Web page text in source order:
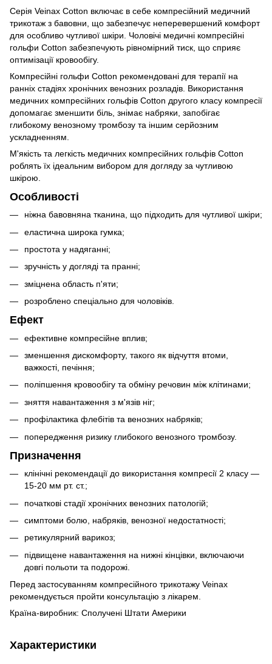
Серія Veinax Cotton включає в себе компресійний медичний
трикотаж з бавовни, що забезпечує неперевершений комфорт
для особливо чутливої шкіри. Чоловічі медичні компресійні
гольфи Cotton забезпечують рівномірний тиск, що сприяє
оптимізації кровообігу.
Компресійні гольфи Cotton рекомендовані для терапії на
ранніх стадіях хронічних венозних розладів. Використання
медичних компресійних гольфів Cotton другого класу компресії
допомагає зменшити біль, знімає набряки, запобігає
глибокому венозному тромбозу та іншим серйозним
ускладненням.
М'якість та легкість медичних компресійних гольфів Cotton
роблять їх ідеальним вибором для догляду за чутливою
шкірою.
Особливості
ніжна бавовняна тканина, що підходить для чутливої шкіри;
еластична широка гумка;
простота у надяганні;
зручність у догляді та пранні;
зміцнена область п'яти;
розроблено спеціально для чоловіків.
Ефект
ефективне компресійне вплив;
зменшення дискомфорту, такого як відчуття втоми,
важкості, печіння;
поліпшення кровообігу та обміну речовин між клітинами;
зняття навантаження з м'язів ніг;
профілактика флебітів та венозних набряків;
попередження ризику глибокого венозного тромбозу.
Призначення
клінічні рекомендації до використання компресії 2 класу —
15-20 мм рт. ст.;
початкові стадії хронічних венозних патологій;
симптоми болю, набряків, венозної недостатності;
ретикулярний варикоз;
підвищене навантаження на нижні кінцівки, включаючи
довгі польоти та подорожі.
Перед застосуванням компресійного трикотажу Veinax
рекомендується пройти консультацію з лікарем.
Країна-виробник: Сполучені Штати Америки
Характеристики